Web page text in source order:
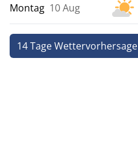
Montag 10 Aug
14 Tage Wettervorhersage